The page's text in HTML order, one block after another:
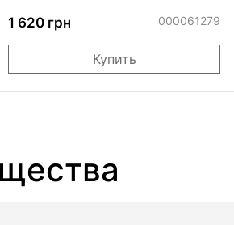
1 620 грн
000061279
Купить